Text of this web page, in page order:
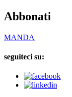
Abbonati
MANDA
seguiteci su: